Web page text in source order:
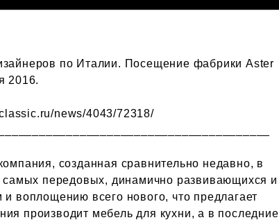
по Италии. Посещение фабрики Aster
2016.
news/4043/72318/
созданная сравнительно недавно, в
самых передовых, динамично развивающихся и
и воплощению всего нового, что предлагает
производит мебель для кухни, а в последние